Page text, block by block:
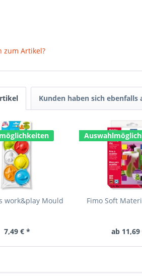
zum Artikel?
Kunden haben sich ebenfalls
work&play Mould
7,49 € *
Fimo Soft
ab